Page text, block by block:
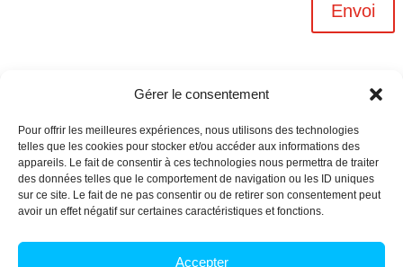
Gérer le consentement
Pour offrir les meilleures expériences, nous utilisons des technologies
telles que les cookies pour stocker et/ou accéder aux informations des
appareils. Le fait de consentir à ces technologies nous permettra de traiter
des données telles que le comportement de navigation ou les ID uniques
sur ce site. Le fait de ne pas consentir ou de retirer son consentement peut
avoir un effet négatif sur certaines caractéristiques et fonctions.
Accepter
Envoi
Archives n-6